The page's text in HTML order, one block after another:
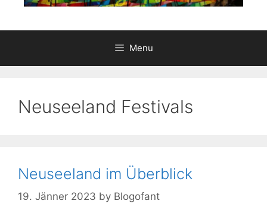
Menu
Neuseeland Festivals
Neuseeland im Überblick
19. Jänner 2023 by Blogofant